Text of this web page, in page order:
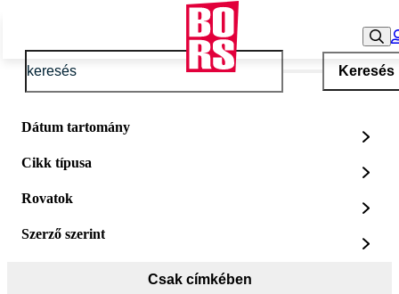
Keresés
Dátum tartomány
Cikk típusa
Rovatok
Szerző szerint
Csak címkében